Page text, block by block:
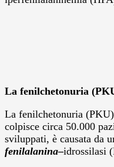
La fenilchetonuria
La fenilchetonuria
colpisce circa 50.000
sviluppati, è causata da
fenilalanina–idrossilasi